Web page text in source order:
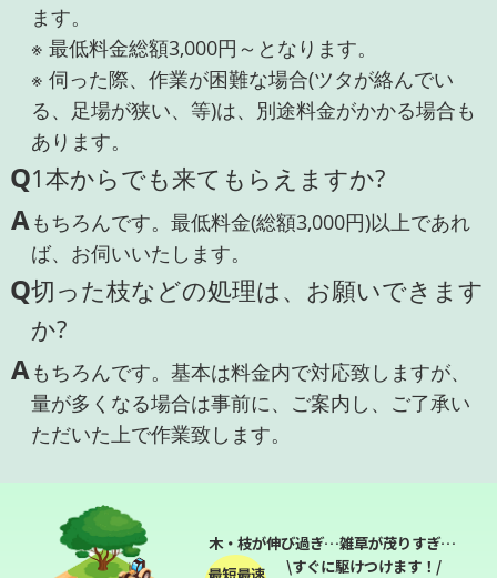
ます。
※ 最低料金総額3,000円～となります。
※ 伺った際、作業が困難な場合(ツタが絡んでい
る、足場が狭い、等)は、別途料金がかかる場合も
あります。
Q1本からでも来てもらえますか?
Aもちろんです。最低料金(総額3,000円)以上であれ
ば、お伺いいたします。
Q切った枝などの処理は、お願いできます
か?
Aもちろんです。基本は料金内で対応致しますが、
量が多くなる場合は事前に、ご案内し、ご了承い
ただいた上で作業致します。
木・枝が伸び過ぎ…雑草が茂りすぎ…
最短最速
\すぐに駆けつけます！/